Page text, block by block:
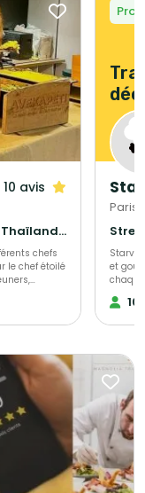
10 avis
Français Traditionnel • Sénégalais • Thaïlandais
chefs
le chef étoilé
des
0
Paris
et
satisfaire ! Avec Starving Club on